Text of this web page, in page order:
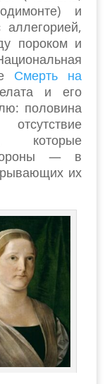
и
пороком и
Смерть на
и его
половина
которые
— в
их